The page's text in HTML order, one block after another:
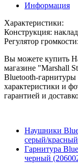
Информация
Характеристики:
Конструкция:
Регулятор
Вы можете купить
магазине "Marshall
Bluetooth-
характеристики и
гарантией и
Наушники
серый/
Гарнитура
черный